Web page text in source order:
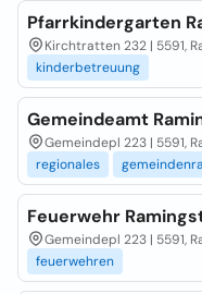
Pfarrkindergarten
Kirchtratten 232 | 5591,
kinderbetreuung
Gemeindeamt
Gemeindepl 223 | 5591,
regionales
Feuerwehr
Gemeindepl 223 | 5591,
feuerwehren